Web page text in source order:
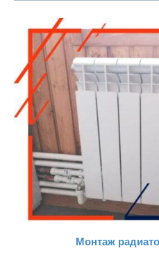
Монтаж